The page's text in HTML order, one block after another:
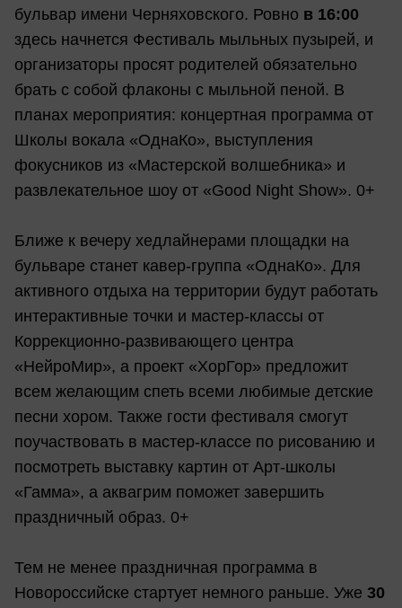
бульвар имени Черняховского. Ровно в 16:00
здесь начнется Фестиваль мыльных пузырей, и
организаторы просят родителей обязательно
брать с собой флаконы с мыльной пеной. В
планах мероприятия: концертная программа от
Школы вокала «ОднаКо», выступления
фокусников из «Мастерской волшебника» и
развлекательное шоу от «Good Night Show». 0+
Ближе к вечеру хедлайнерами площадки на
бульваре станет кавер-группа «ОднаКо». Для
активного отдыха на территории будут работать
интерактивные точки и мастер-классы от
Коррекционно-развивающего центра
«НейроМир», а проект «ХорГор» предложит
всем желающим спеть всеми любимые детские
песни хором. Также гости фестиваля смогут
поучаствовать в мастер-классе по рисованию и
посмотреть выставку картин от Арт-школы
«Гамма», а аквагрим поможет завершить
праздничный образ. 0+
Тем не менее праздничная программа в
Новороссийске стартует немного раньше. Уже 30